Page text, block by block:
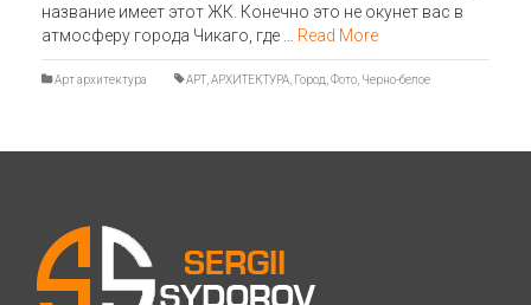
название имеет этот ЖК. Конечно это не окунет вас в
атмосферу города Чикаго, где … Read More
Арт архитектура АРТ АРХИТЕКТУРА Город Фото Черно-белое